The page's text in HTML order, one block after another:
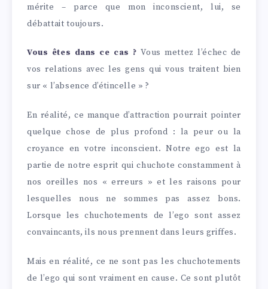
mérite – parce que mon inconscient, lui, se
débattait toujours.
Vous êtes dans ce cas ? Vous mettez l’échec de
vos relations avec les gens qui vous traitent bien
sur « l’absence d’étincelle » ?
En réalité, ce manque d’attraction pourrait pointer
quelque chose de plus profond : la peur ou la
croyance en votre inconscient. Notre ego est la
partie de notre esprit qui chuchote constamment à
nos oreilles nos « erreurs » et les raisons pour
lesquelles nous ne sommes pas assez bons.
Lorsque les chuchotements de l’ego sont assez
convaincants, ils nous prennent dans leurs griffes.
Mais en réalité, ce ne sont pas les chuchotements
de l’ego qui sont vraiment en cause. Ce sont plutôt